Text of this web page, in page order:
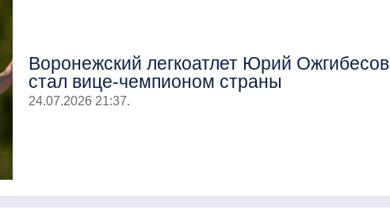
Воронежский легкоатлет Юрий Ожгибесов
стал вице-чемпионом страны
24.07.2026 21:37.